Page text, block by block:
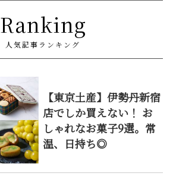
Ranking
人気記事ランキング
【東京土産】伊勢丹新宿
店でしか買えない！ お
しゃれなお菓子9選。常
温、日持ち◎